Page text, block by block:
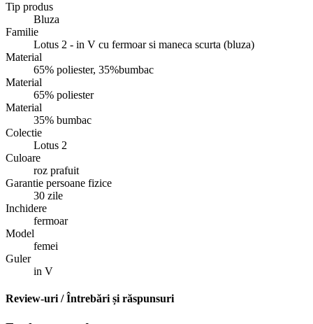
Tip produs
Bluza
Familie
Lotus 2 - in V cu fermoar si maneca scurta (bluza)
Material
65% poliester, 35%bumbac
Material
65% poliester
Material
35% bumbac
Colectie
Lotus 2
Culoare
roz prafuit
Garantie persoane fizice
30 zile
Inchidere
fermoar
Model
femei
Guler
in V
Review-uri / Întrebări și răspunsuri